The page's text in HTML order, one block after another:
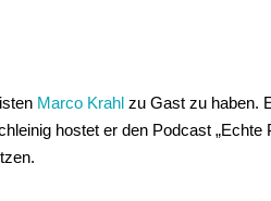
Marco Krahl zu Gast zu haben.
hostet er den Podcast